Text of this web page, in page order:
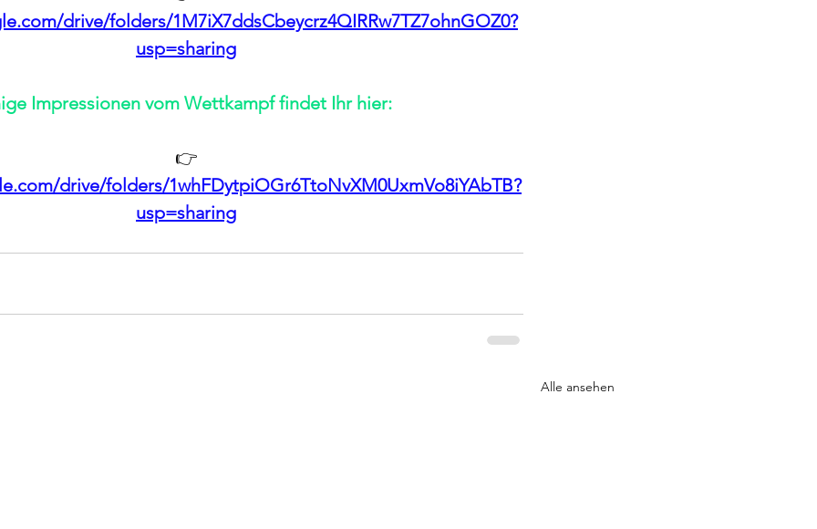
drive/folders/1M7iX7ddsCbeycrz4QIRRw7TZ7ohnGOZ0?
usp=sharing
Impressionen vom Wettkampf findet Ihr hier:
👉
drive/folders/1whFDytpiOGr6TtoNvXM0UxmVo8iYAbTB?
usp=sharing
Alle ansehen